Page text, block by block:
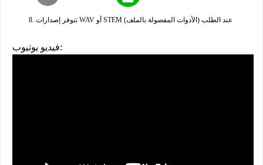
تتوفر إصدارات WAV أو STEM (الأدوات المفصولة بالملف) عند الطلب
فيديو يوتيوب: